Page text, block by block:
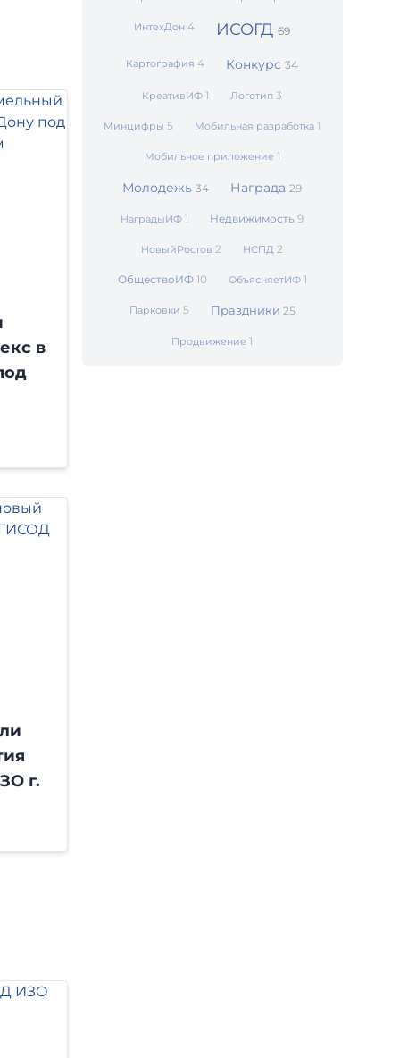
в
г.
ИнтехДон4 ИСОГД69
Картография4 Конкурс34
КреативИФ1 Логотип3
Минцифры 5 Мобильная разработка1
Мобильное приложение 1
Молодежь34 Награда29
НаградыИФ1 Недвижимость9
НовыйРостов2 НСПД2
ОбществоИФ 10 ОбъясняетИФ 1
Парковки 5 Праздники 25
Продвижение1